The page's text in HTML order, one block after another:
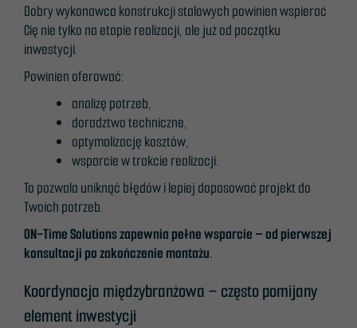
Dobry wykonawca konstrukcji stalowych powinien wspierać
Cię nie tylko na etapie realizacji, ale już od początku
inwestycji.
Powinien oferować:
analizę potrzeb,
doradztwo techniczne,
optymalizację kosztów,
wsparcie w trakcie realizacji.
To pozwala uniknąć błędów i lepiej dopasować projekt do
Twoich potrzeb.
ON-Time Solutions zapewnia pełne wsparcie – od pierwszej
konsultacji po zakończenie montażu.
Koordynacja międzybranżowa – często pomijany
element inwestycji
Konieczne
funkcjonowania
internetowej.
Statystyka
poprawić